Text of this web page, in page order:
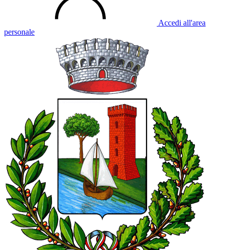
Accedi all'area
personale